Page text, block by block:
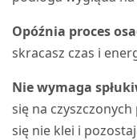
Opóźnia proces
skracasz czas i
Nie wymaga
się na
się nie klei i